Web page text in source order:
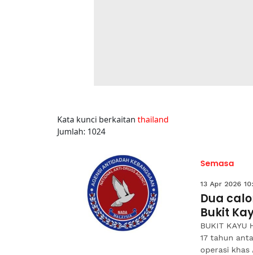
Kata kunci berkaitan thailand
Jumlah: 1024
Semasa
13 Apr 2026
Dua
Bukit
BUKIT
17 tahun
operasi khas